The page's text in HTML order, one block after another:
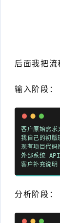
后面我把流
输入阶段：
客户原始需求
我自己的初版
现有项目代码
外部系统
客户补充说明
分析阶段：